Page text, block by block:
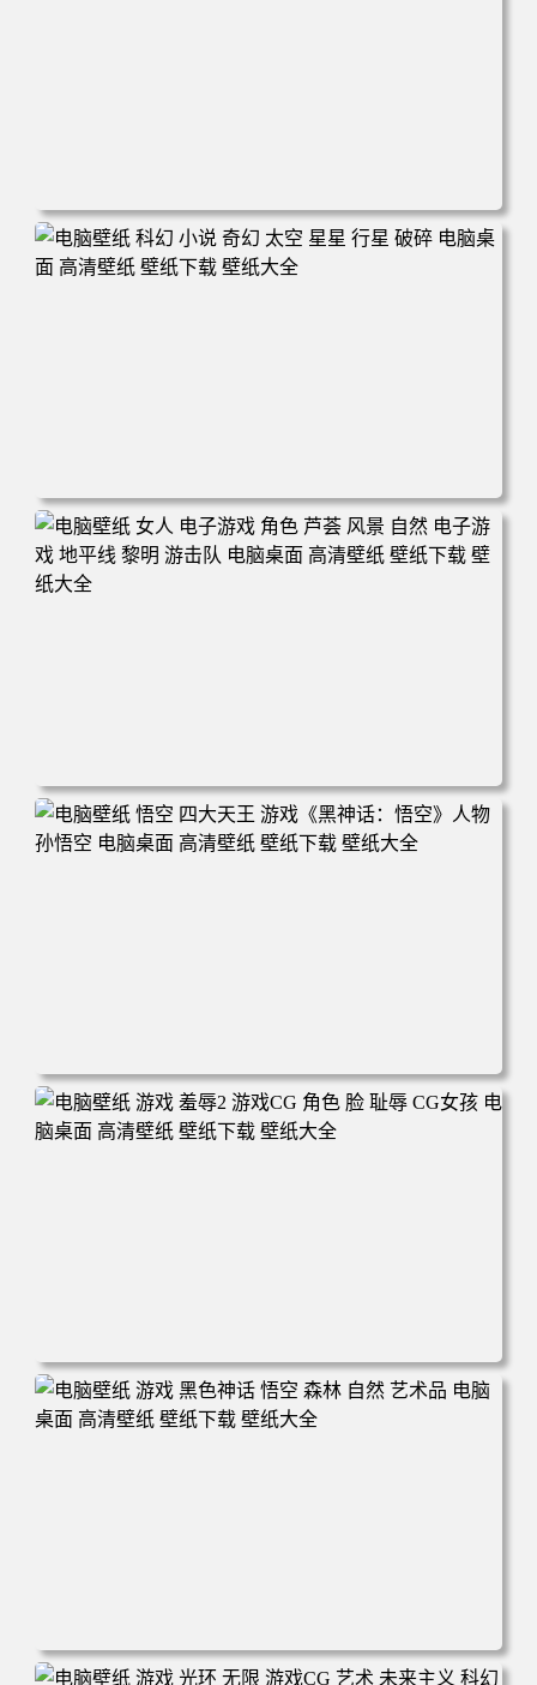
电脑壁纸 电子游戏 古墓丽影 屏幕截图 风景 丛林 电脑桌面
高清壁纸 壁纸下载 壁纸大全
电脑壁纸 科幻 小说 奇幻 太空 星星 行星 破碎 电脑桌面 高
清壁纸 壁纸下载 壁纸大全
电脑壁纸 女人 电子游戏 角色 芦荟 风景 自然 电子游戏 地平
线 黎明 游击队 电脑桌面 高清壁纸 壁纸下载 壁纸大全
电脑壁纸 悟空 四大天王 游戏《黑神话：悟空》人物孙悟空
电脑桌面 高清壁纸 壁纸下载 壁纸大全
电脑壁纸 游戏 羞辱2 游戏CG 角色 脸 耻辱 CG女孩 电脑桌
面 高清壁纸 壁纸下载 壁纸大全
电脑壁纸 游戏 黑色神话 悟空 森林 自然 艺术品 电脑桌面 高